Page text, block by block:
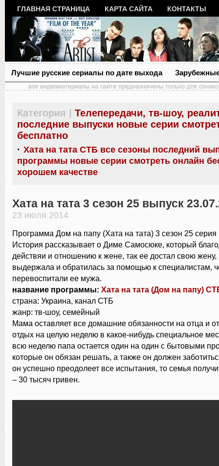
ГЛАВНАЯ СТРАНИЦА КАРТА САЙТА КОНТАКТЫ
Лучшие русские сериалы по дате выхода
Категория |
Телепередачи, тв-шоу,
последние выпуски новые серии
бесплатно
· Хата на тата СТБ все сезоны последний
программы новые серии смотреть онлайн
хорошем качестве
Хата на тата 3 сезон 25 выпуск
23 июля 2014
Программа Дом на папу (Хата на тата) 3 сезон 25
История рассказывает о Диме Самосюке, который
действяи и отношению к жене, так ее достал свою жену,
выдержала и обратилась за помощью к специалистам,
перевоспитали ее мужа.
название программы: Хата на тата (Дом на папу)
страна: Украина, канал СТБ
жанр: тв-шоу, семейный
Мама оставляет все домашние обязанности на отца и
отдых на целую неделю в какое-нибудь специальное
всю неделю папа остается один на один с бытовыми
которые он обязан решать, а также он должен
он успешно преодолеет все испытания, то семья
– 30 тысяч гривен.